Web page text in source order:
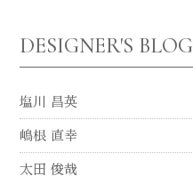
DESIGNER'S BLOG
塩川 昌英
嶋根 直幸
太田 俊哉